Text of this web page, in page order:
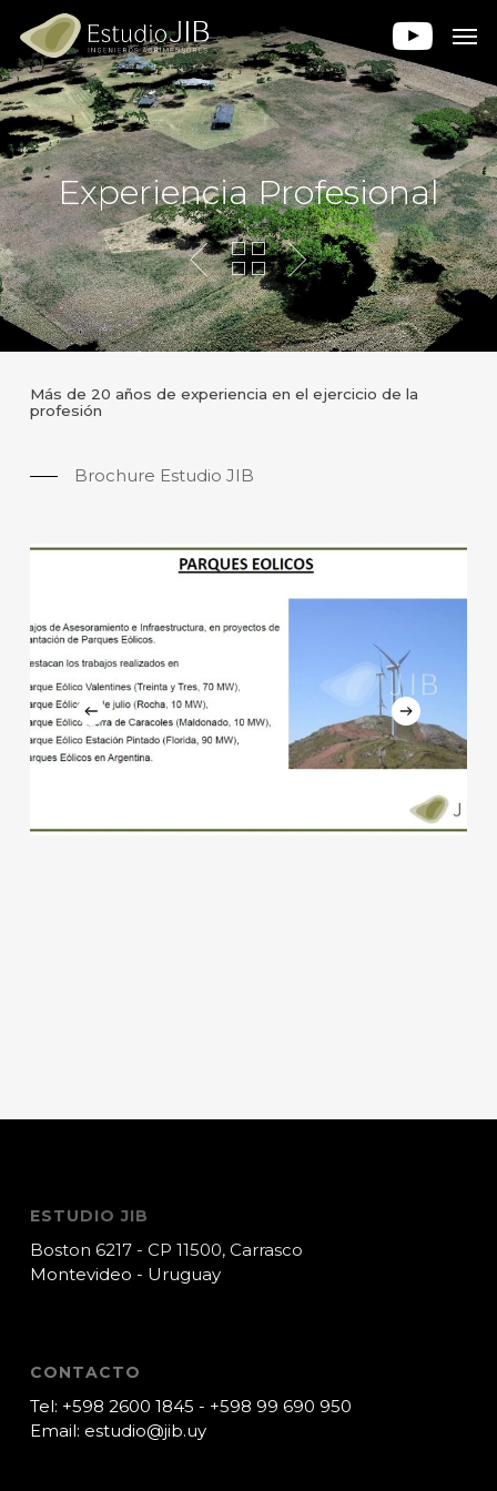
main
content
Experiencia Profesional
Más de 20 años de experiencia en el ejercicio de la
profesión
Brochure Estudio JIB
ESTUDIO JIB
Boston 6217 - CP 11500, Carrasco
Montevideo - Uruguay
CONTACTO
Tel: +598 2600 1845 - +598 99 690 950
Email: estudio@jib.uy